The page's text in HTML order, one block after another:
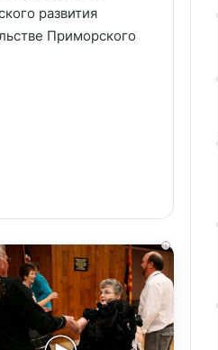
развития
Приморского
i